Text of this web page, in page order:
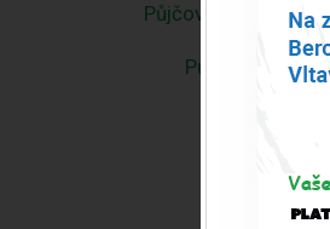
Půjčovna lodí
Půjčovna